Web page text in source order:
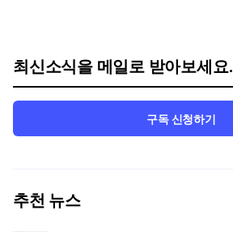
최신소식을 메일로 받아보세요.
구독 신청하기
추천 뉴스